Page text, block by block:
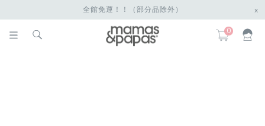
全館免運！！（部分品除外） x
0